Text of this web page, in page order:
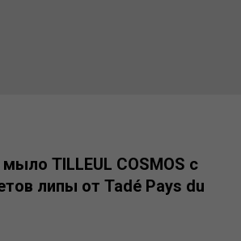
TILLEUL COSMOS с
липы от Tadé Pays du